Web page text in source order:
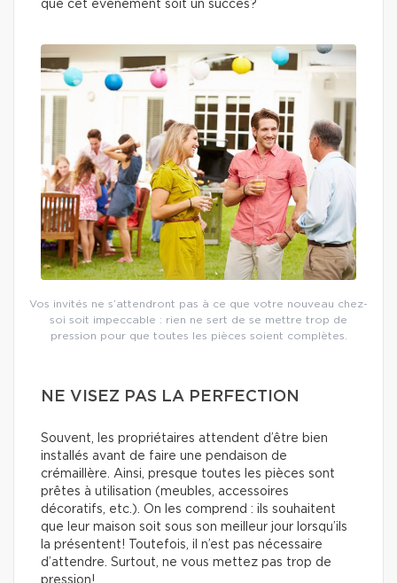
que cet événement soit un succès?
Vos invités ne s’attendront pas à ce que votre nouveau chez-
soi soit impeccable : rien ne sert de se mettre trop de
pression pour que toutes les pièces soient complètes.
NE VISEZ PAS LA PERFECTION
Souvent, les propriétaires attendent d’être bien
installés avant de faire une pendaison de
crémaillère. Ainsi, presque toutes les pièces sont
prêtes à utilisation (meubles, accessoires
décoratifs, etc.). On les comprend : ils souhaitent
que leur maison soit sous son meilleur jour lorsqu’ils
la présentent! Toutefois, il n’est pas nécessaire
d’attendre. Surtout, ne vous mettez pas trop de